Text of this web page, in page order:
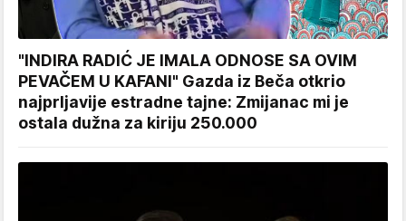
"INDIRA RADIĆ JE IMALA ODNOSE SA OVIM
PEVAČEM U KAFANI" Gazda iz Beča otkrio
najprljavije estradne tajne: Zmijanac mi je
ostala dužna za kiriju 250.000